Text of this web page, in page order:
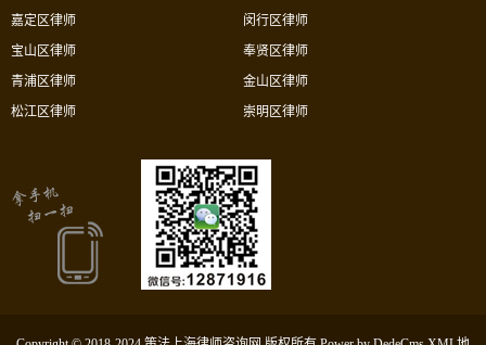
嘉定区律师
宝山区律师
青浦区律师
松江区律师
闵行区律师
奉贤区律师
金山区律师
崇明区律师